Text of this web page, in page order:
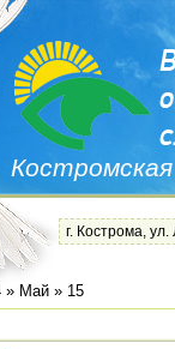
г. Кострома,
» Май » 15